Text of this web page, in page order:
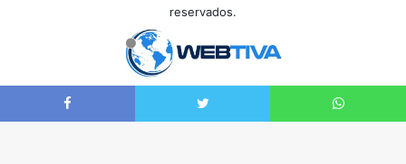
reservados.
Início Anuncie
Editais
Facebook
Twitter WhatsApp